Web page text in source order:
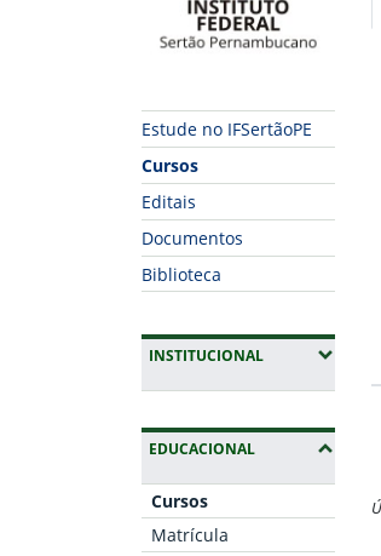
Estude no IFSertãoPE
Cursos
Editais
Documentos
Biblioteca
INSTITUCIONAL(EXPANDIR
EDUCACIONAL(OCULTAR
Cursos
Matrícula